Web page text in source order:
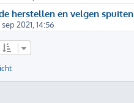
herstellen en velgen spuiten
sep 2021, 14:56